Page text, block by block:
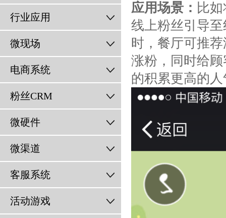
行业应用
微现场
电商系统
粉丝CRM
微硬件
微渠道
客服系统
活动游戏
应用场景： 比
线上粉丝引导
时，餐厅可推
涨粉，同时给
的积累更高的